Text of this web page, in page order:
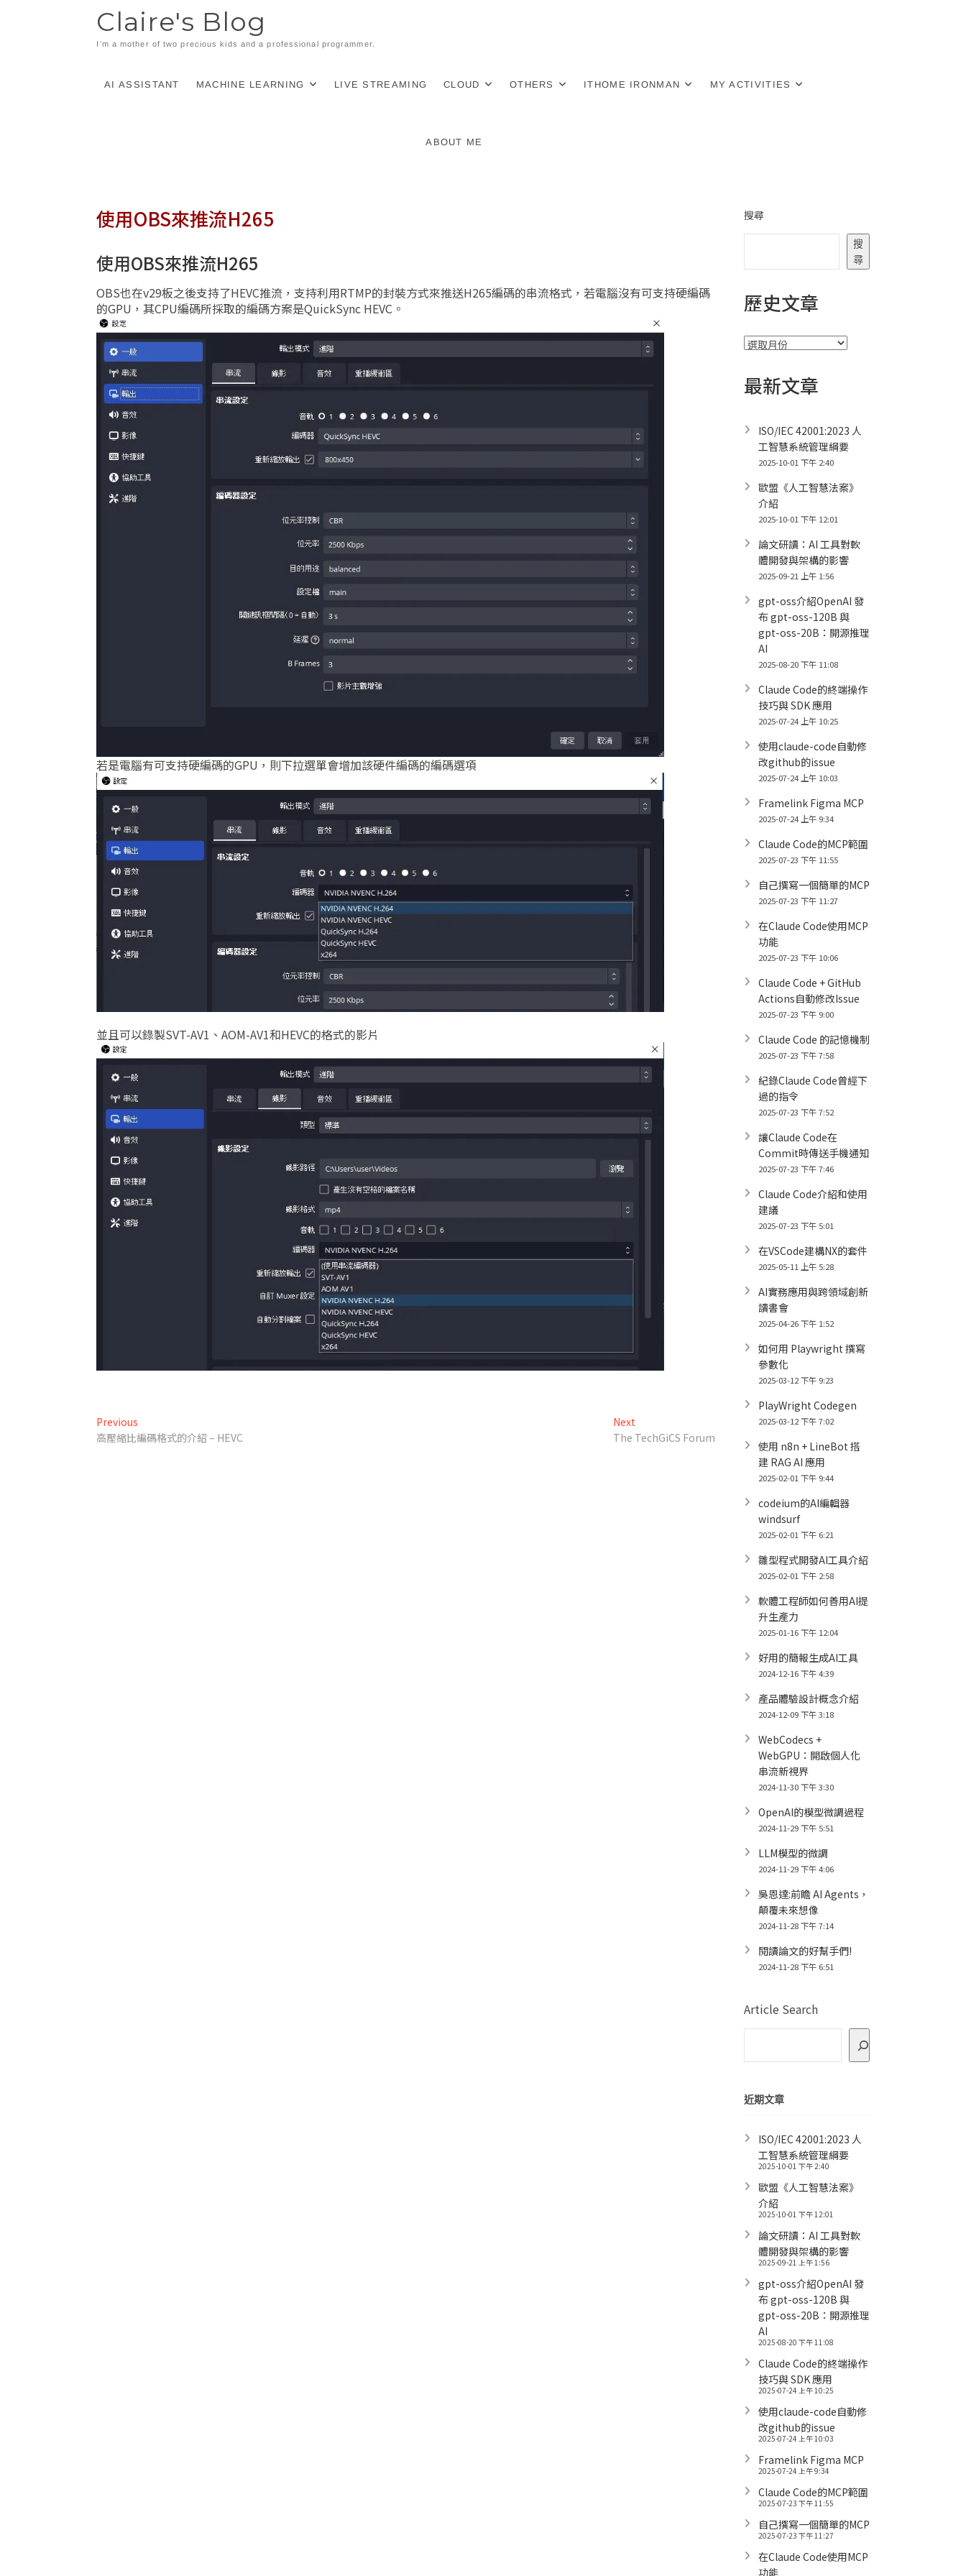
Claire's Blog
I'm a mother of two precious kids and a professional programmer.
AI ASSISTANT MACHINE LEARNING LIVE STREAMING CLOUD OTHERS ITHOME IRONMAN MY ACTIVITIES
ABOUT ME
使用OBS來推流H265
使用OBS來推流H265
OBS也在v29板之後支持了HEVC推流，支持利用RTMP的封裝方式來推送H265編碼的串流格式，若電腦沒有可支持硬編碼
的GPU，其CPU編碼所採取的編碼方案是QuickSync HEVC。
若是電腦有可支持硬編碼的GPU，則下拉選單會增加該硬件編碼的編碼選項
並且可以錄製SVT-AV1、AOM-AV1和HEVC的格式的影片
文
章
Previous
post:
高壓縮比編碼格式的介紹 – HEVC
NextNext
post:
The TechGiCS Forum
搜尋
搜
尋
歷史文章
彙
最新文章
ISO/IEC 42001:2023 人
工智慧系統管理綱要
2025-10-01 下午 2:40
歐盟《人工智慧法案》
介紹
2025-10-01 下午 12:01
論文研讀：AI 工具對軟
體開發與架構的影響
2025-09-21 上午 1:56
gpt-oss介紹OpenAI 發
布 gpt-oss-120B 與
gpt-oss-20B：開源推理
AI
2025-08-20 下午 11:08
Claude Code的終端操作
技巧與 SDK 應用
2025-07-24 上午 10:25
使用claude-code自動修
改github的issue
2025-07-24 上午 10:03
Framelink Figma MCP
2025-07-24 上午 9:34
Claude Code的MCP範圍
2025-07-23 下午 11:55
自己撰寫一個簡單的MCP
2025-07-23 下午 11:27
在Claude Code使用MCP
功能
2025-07-23 下午 10:06
Claude Code + GitHub
Actions自動修改Issue
2025-07-23 下午 9:00
Claude Code 的記憶機制
2025-07-23 下午 7:58
紀錄Claude Code曾經下
過的指令
2025-07-23 下午 7:52
讓Claude Code在
Commit時傳送手機通知
2025-07-23 下午 7:46
Claude Code介紹和使用
建議
2025-07-23 下午 5:01
在VSCode建構NX的套件
2025-05-11 上午 5:28
AI實務應用與跨領域創新
讀書會
2025-04-26 下午 1:52
如何用 Playwright 撰寫
參數化
2025-03-12 下午 9:23
PlayWright Codegen
2025-03-12 下午 7:02
使用 n8n + LineBot 搭
建 RAG AI 應用
2025-02-01 下午 9:44
codeium的AI編輯器
windsurf
2025-02-01 下午 6:21
雛型程式開發AI工具介紹
2025-02-01 下午 2:58
軟體工程師如何善用AI提
升生產力
2025-01-16 下午 12:04
好用的簡報生成AI工具
2024-12-16 下午 4:39
產品體驗設計概念介紹
2024-12-09 下午 3:18
WebCodecs +
WebGPU：開啟個人化
串流新視界
2024-11-30 下午 3:30
OpenAI的模型微調過程
2024-11-29 下午 5:51
LLM模型的微調
2024-11-29 下午 4:06
吳恩達:前瞻 AI Agents，
顛覆未來想像
2024-11-28 下午 7:14
閱讀論文的好幫手們!
2024-11-28 下午 6:51
Article Search
近期文章
ISO/IEC 42001:2023 人
工智慧系統管理綱要
2025-10-01 下午 2:40
歐盟《人工智慧法案》
介紹
2025-10-01 下午 12:01
論文研讀：AI 工具對軟
體開發與架構的影響
2025-09-21 上午 1:56
gpt-oss介紹OpenAI 發
布 gpt-oss-120B 與
gpt-oss-20B：開源推理
AI
2025-08-20 下午 11:08
Claude Code的終端操作
技巧與 SDK 應用
2025-07-24 上午 10:25
使用claude-code自動修
改github的issue
2025-07-24 上午 10:03
Framelink Figma MCP
2025-07-24 上午 9:34
Claude Code的MCP範圍
2025-07-23 下午 11:55
自己撰寫一個簡單的MCP
2025-07-23 下午 11:27
在Claude Code使用MCP
功能